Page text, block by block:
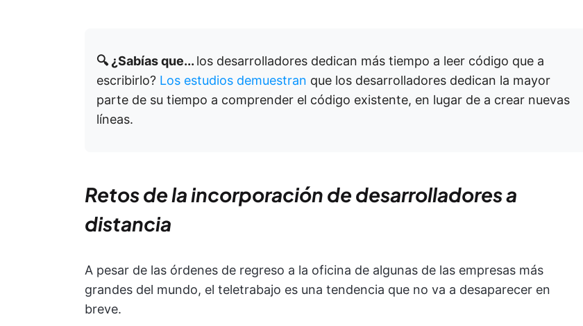
🔍 ¿Sabías que... los desarrolladores dedican más tiempo a leer código que a
escribirlo? Los estudios demuestran que los desarrolladores dedican la mayor
parte de su tiempo a comprender el código existente, en lugar de a crear nuevas
líneas.
Retos de la incorporación de desarrolladores a
distancia
A pesar de las órdenes de regreso a la oficina de algunas de las empresas más
grandes del mundo, el teletrabajo es una tendencia que no va a desaparecer en
breve.